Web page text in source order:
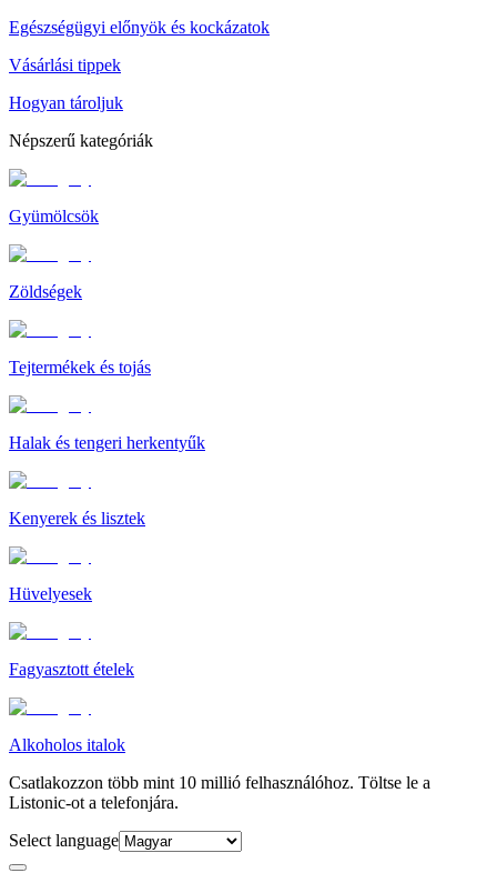
Egészségügyi előnyök és kockázatok
Vásárlási tippek
Hogyan tároljuk
Népszerű kategóriák
Gyümölcsök
Zöldségek
Tejtermékek és tojás
Halak és tengeri herkentyűk
Kenyerek és lisztek
Hüvelyesek
Fagyasztott ételek
Alkoholos italok
Csatlakozzon több mint 10 millió felhasználóhoz. Töltse le a
Listonic-ot a telefonjára.
Select language